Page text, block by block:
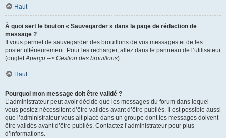
Haut
À quoi sert le bouton « Sauvegarder » dans la page de rédaction de
message ?
Il vous permet de sauvegarder des brouillons de vos messages et de les
poster ultérieurement. Pour les recharger, allez dans le panneau de l’utilisateur
(ongletAperçu --> Gestion des brouillons).
Haut
Pourquoi mon message doit être validé ?
L’administrateur peut avoir décidé que les messages du forum dans lequel
vous postez nécessitent d’être validés avant d’être publiés. Il est possible aussi
que l’administrateur vous ait placé dans un groupe dont les messages doivent
être validés avant d’être publiés. Contactez l’administrateur pour plus
d’informations.